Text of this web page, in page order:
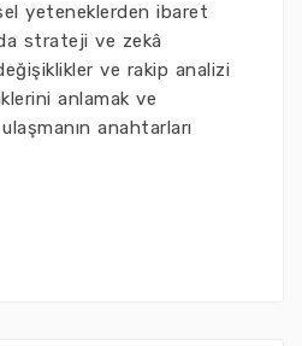
yeteneklerden ibaret
strateji ve zekâ
ve rakip analizi
anlamak ve
anahtarları